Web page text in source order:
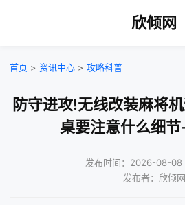
欣倾网
首页 > 资讯中心 > 攻略科普
防守进攻!无线改装麻将
桌要注意什么细
发布时间：2026-08-08
发布者：欣倾网